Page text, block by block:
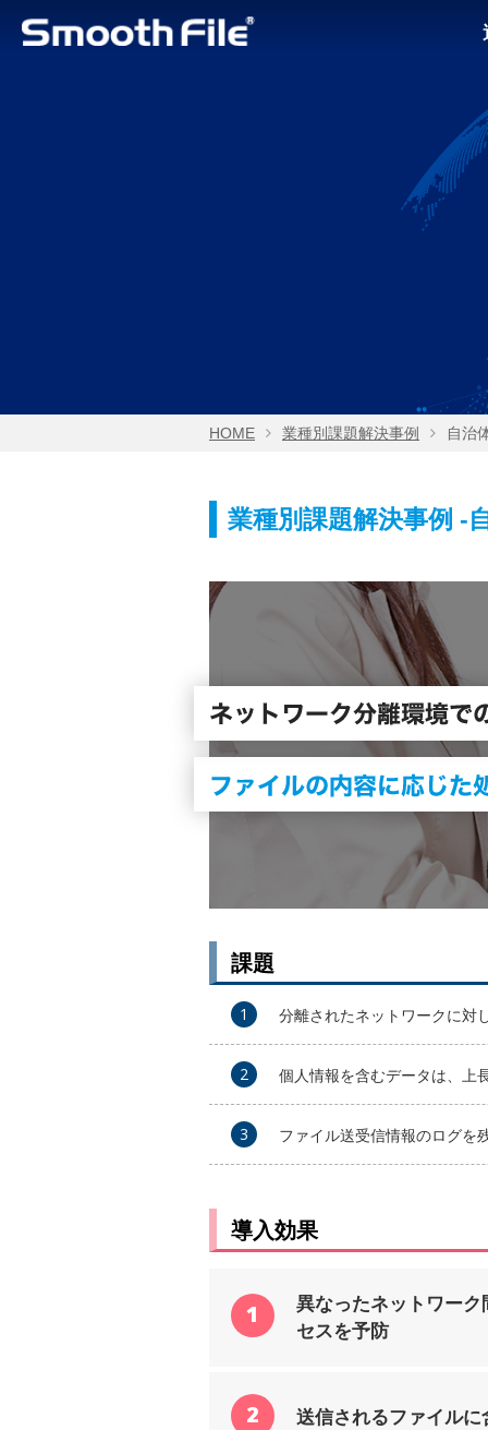
HOME 業種別課題解決事例 自治
業種別課題解決事例 -
課題
1 分離されたネットワークに対
2 個人情報を含むデータは、上
3 ファイル送受信情報のログを
導入効果
1
異なったネットワー
セスを予防
2 送信されるファイル